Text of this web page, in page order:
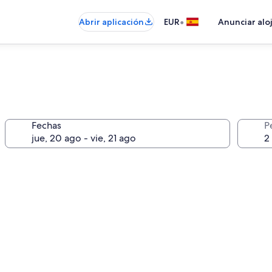
Abrir aplicación EUR• Anunciar
Fechas